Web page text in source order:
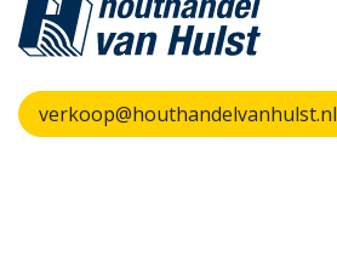
verkoop@houthandelvanhulst.nl